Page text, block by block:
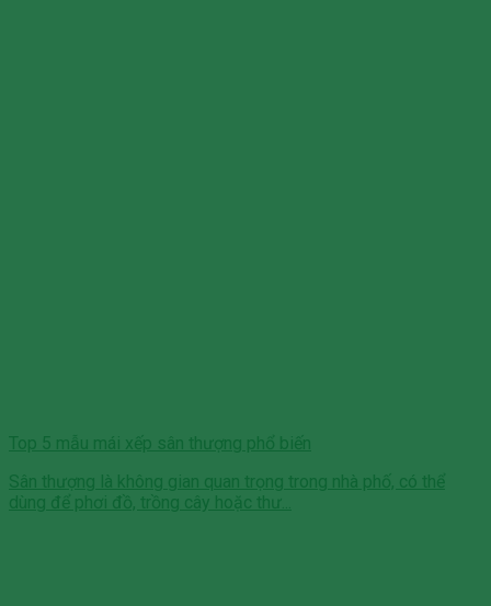
Top 5 mẫu mái xếp sân thượng phổ biến
Sân thượng là không gian quan trọng trong nhà phố, có thể
dùng để phơi đồ, trồng cây hoặc thư...